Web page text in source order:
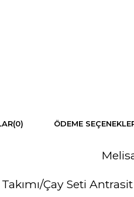
(0) ÖDEME
Çay Seti